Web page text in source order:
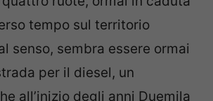
tempo sul territorio
senso, sembra essere ormai
per il diesel, un
all’inizio degli anni Duemila